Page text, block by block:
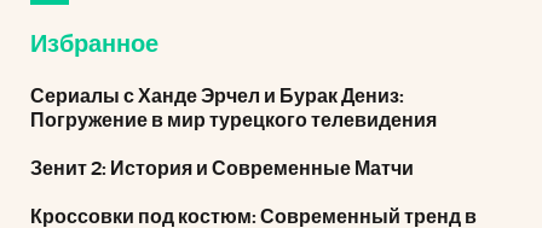
Избранное
Сериалы с Ханде Эрчел и Бурак Дениз:
Погружение в мир турецкого телевидения
Зенит 2: История и Современные Матчи
Кроссовки под костюм: Современный тренд в